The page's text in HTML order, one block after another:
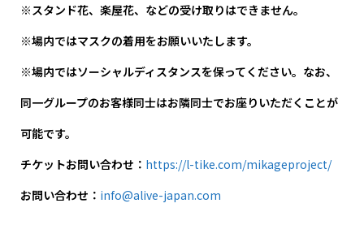
※スタンド花、楽屋花、などの受け取りはできません。
※場内ではマスクの着用をお願いいたします。
※場内ではソーシャルディスタンスを保ってください。なお、
同一グループのお客様同士はお隣同士でお座りいただくことが
可能です。
チケットお問い合わせ： https://l-tike.com/mikageproject/
お問い合わせ： info@alive-japan.com